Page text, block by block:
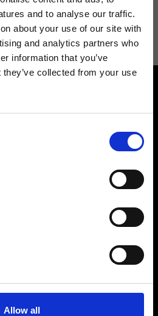
and to analyse our traffic.
about your use of our site with
and analytics partners who
information that you’ve
collected from your use
Allow all
e promo da Ripani. Per maggiori
Policy.
Rispondiamo a tutte le tue